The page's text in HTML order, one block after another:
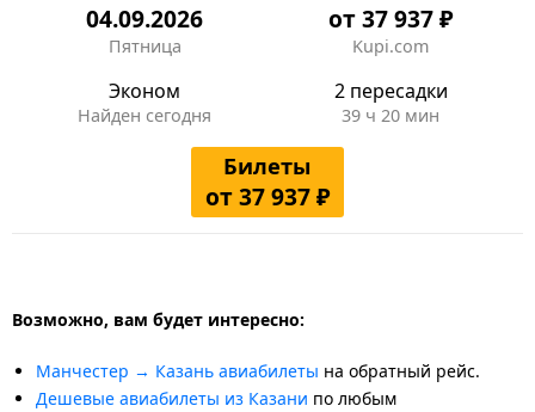
04.09.2026
Пятница
от 37 937 ₽
Kupi.com
Эконом
Найден сегодня
2 пересадки
39 ч 20 мин
Билеты
от 37 937 ₽
Возможно, вам будет интересно:
Манчестер → Казань авиабилеты на обратный рейс.
Дешевые авиабилеты из Казани по любым